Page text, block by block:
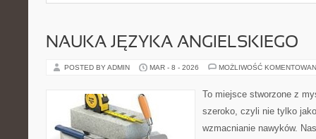
NAUKA JĘZYKA ANGIELSKIEGO
POSTED BY ADMIN MAR - 8 - 2026 MOŻLIWOŚĆ
To miejsce stworzone z
szeroko, czyli nie tylko
wzmacnianie nawyków.